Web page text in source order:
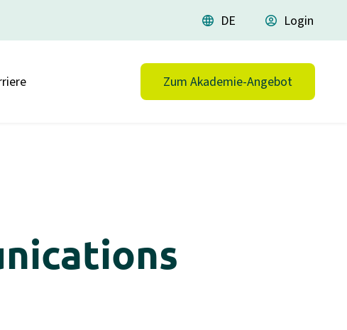
language DE account_circle Login
Zum Akademie-Angebot